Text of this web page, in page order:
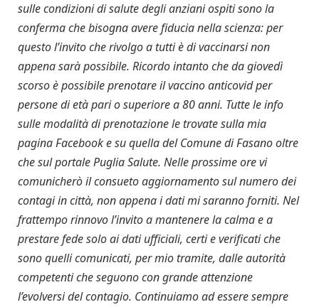
sulle condizioni di salute degli anziani ospiti sono la
conferma che bisogna avere fiducia nella scienza: per
questo l’invito che rivolgo a tutti è di vaccinarsi non
appena sarà possibile. Ricordo intanto che da giovedì
scorso è possibile prenotare il vaccino anticovid per
persone di età pari o superiore a 80 anni. Tutte le info
sulle modalità di prenotazione le trovate sulla mia
pagina Facebook e su quella del Comune di Fasano oltre
che sul portale Puglia Salute. Nelle prossime ore vi
comunicherò il consueto aggiornamento sul numero dei
contagi in città, non appena i dati mi saranno forniti. Nel
frattempo rinnovo l’invito a mantenere la calma e a
prestare fede solo ai dati ufficiali, certi e verificati che
sono quelli comunicati, per mio tramite, dalle autorità
competenti che seguono con grande attenzione
l’evolversi del contagio. Continuiamo ad essere sempre